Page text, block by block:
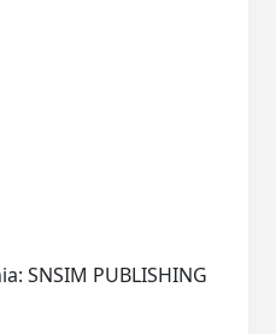
SNSIM PUBLISHING